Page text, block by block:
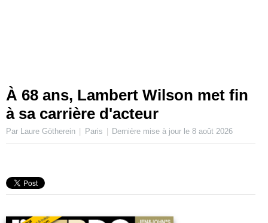
À 68 ans, Lambert Wilson met fin
à sa carrière d'acteur
Par Laure Götherein Paris Dernière mise à jour le8 août 2026